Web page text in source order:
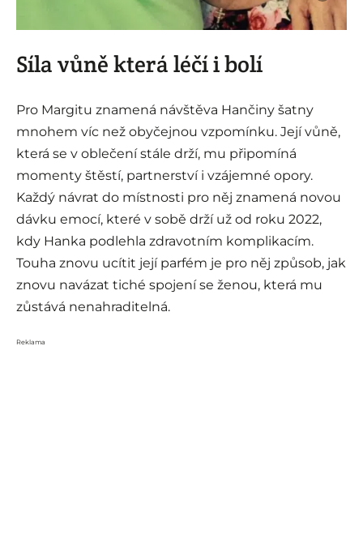
Síla vůně která léčí i bolí
Pro Margitu znamená návštěva Hančiny šatny
mnohem víc než obyčejnou vzpomínku. Její vůně,
která se v oblečení stále drží, mu připomíná
momenty štěstí, partnerství i vzájemné opory.
Každý návrat do místnosti pro něj znamená novou
dávku emocí, které v sobě drží už od roku 2022,
kdy Hanka podlehla zdravotním komplikacím.
Touha znovu ucítit její parfém je pro něj způsob, jak
znovu navázat tiché spojení se ženou, která mu
zůstává nenahraditelná.
Reklama